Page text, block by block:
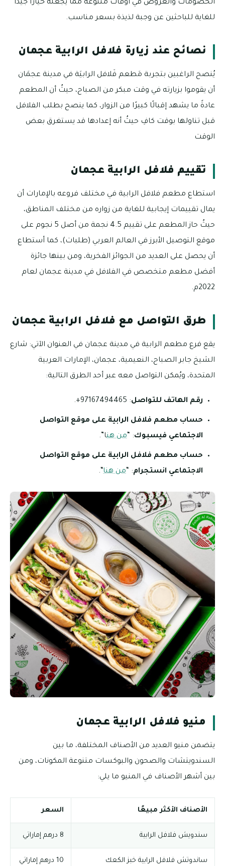
الخصومات والعروض في أوقات متنوعة مما يجعله خيارًا جيدًا
للغاية للباحثين عن وجبة لذيذة بسعر مناسب.
نصائح عند زيارة فلافل الرابية عجمان
يُنصح الراغبين بتجربة مَطعم فَلافل الرابيَة في مدينة عجمَان
أن يقوموا بزيارته في وقت مبكر من الصباح، حيثُ أن المطعم
عادةً ما يشهد إقبالًا كبيرًا من الزوار، كما ينصح بطلب الفلافل
قبل تناولها بوقت كافِ حيثُ أنه إعدادها قد يستغرق بعض
الوقت
تقييم فلافل الرابية عجمان
استطاع مطعم فلافل الرابية في مختلف فروعه بالإمارات أن
يمال تقييمات إيجابية للغاية من زواره من مختلف المناطق،
حيثُ حاز المطعم على تقييم 4.5 نجمة من أصل 5 نجوم على
موقع التوصيل الأبرز في العالم العربي (طلبات)، كما أستطاع
أن يحصل على العديد من الجوائز الفخرية، ومن بينها جائزة
أفضل مطعم متخصص في الفلافل في مدينة عجمان لعام
2022م.
طرق التواصل مع فلافل الرابية عجمان
يقع فرع مطعم الرابية في مدينة عجمان في العنوان الآتي: شارع
الشيخ جابر الصباح، النعيمية، عجمان، الإمارات العربية
المتحدة، ويُمكن التواصل معه عبر أحد الطرق التالية:
رقم الهاتف للتواصل: 97167494465+.
حساب مطعم فلافل الرابية على موقع التواصل
الاجتماعي فيسبوك: “ من هنا”.
حساب مطعم فلافل الرابية على موقع التواصل
الاجتماعي انستجرام: “ من هنا “.
منيو فلافل الرابية عجمان
يتضمن منيو العديد من الأصناف المختلفة، ما بين
السندويتشات والصحون والبوكسات متنوعة المكونات، ومن
بين أشهر الأصناف في المنيو ما يلي:
الأصناف الأكثر مبيعًا السعر
سندويش فلافل الرابية 8 درهم إماراتي
ساندوتش فلافل الرابية خبز الكعك 10 درهم إماراتي